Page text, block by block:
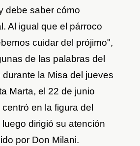
debe saber cómo
Al igual que el párroco
cuidar del prójimo",
de las palabras del
la Misa del jueves
Marta, el 22 de junio
en la figura del
dirigió su atención
por Don Milani.